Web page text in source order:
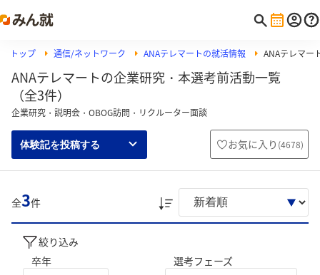
トップ 通信/ネットワーク ANAテレマートの就活情報 ANAテレマー
ANAテレマートの企業研究・本選考前活動一覧
（全3件）
企業研究・説明会・OBOG訪問・リクルーター面談
体験記を投稿する お気に入り (4678)
全3件
絞り込み
卒年
選考フェーズ